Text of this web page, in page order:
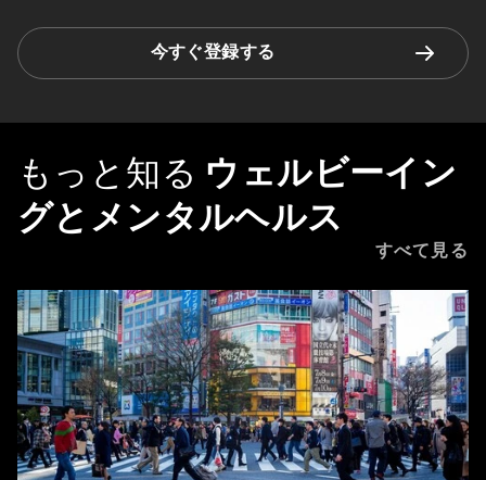
今すぐ登録する
もっと知る ウェルビーイン
グとメンタルヘルス
すべて見る